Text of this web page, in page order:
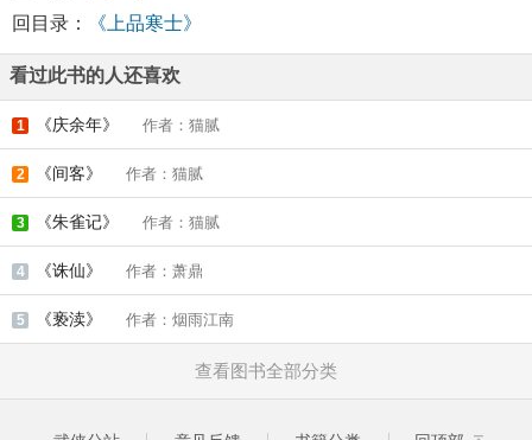
回目录：
《上品寒士》
看过此书的人还喜欢
1 《庆余年》 作者：猫腻
2 《间客》 作者：猫腻
3 《朱雀记》 作者：猫腻
4 《诛仙》 作者：萧鼎
5 《亵渎》 作者：烟雨江南
查看图书全部分类